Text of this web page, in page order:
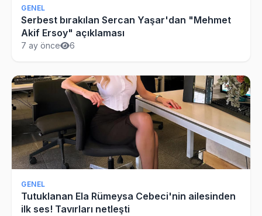
GENEL
Serbest bırakılan Sercan Yaşar'dan "Mehmet
Akif Ersoy" açıklaması
7 ay önce 6
GENEL
Tutuklanan Ela Rümeysa Cebeci'nin ailesinden
ilk ses! Tavırları netleşti